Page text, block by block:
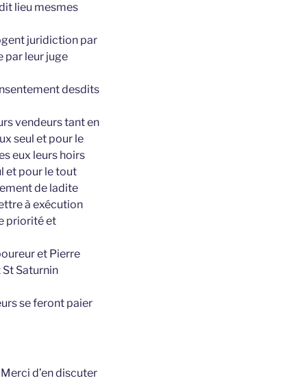
lieu mesmes
juridiction par
par leur juge
desdits
vendeurs tant en
seul et pour le
eux leurs hoirs
et pour le tout
de ladite
à exécution
priorité et
et Pierre
Saturnin
se feront paier
Merci d’en discuter